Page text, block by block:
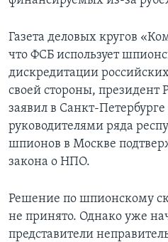
Learning English
СОЦИАЛЬНЫЕ СЕТИ
Языки
Газета деловых кругов
что ФСБ использует
дискредитации
своей стороны,
заявил в Санкт-
руководителями ряда
шпионов в Москве
закона о НПО.
Решение по шпионскому
не принято. Однако уже
представители